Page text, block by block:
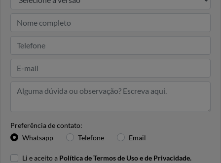
Preferência de contato:
Whatsapp
Telefone Email
Li e aceito a Política de Termos de Uso e de Privacidade.